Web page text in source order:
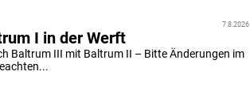
7.8.2026
I in der Werft
Baltrum III mit Baltrum II – Bitte Änderungen im